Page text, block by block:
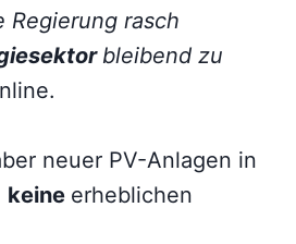
rasch
bleibend zu
neuer PV-Anlagen in
keine erheblichen